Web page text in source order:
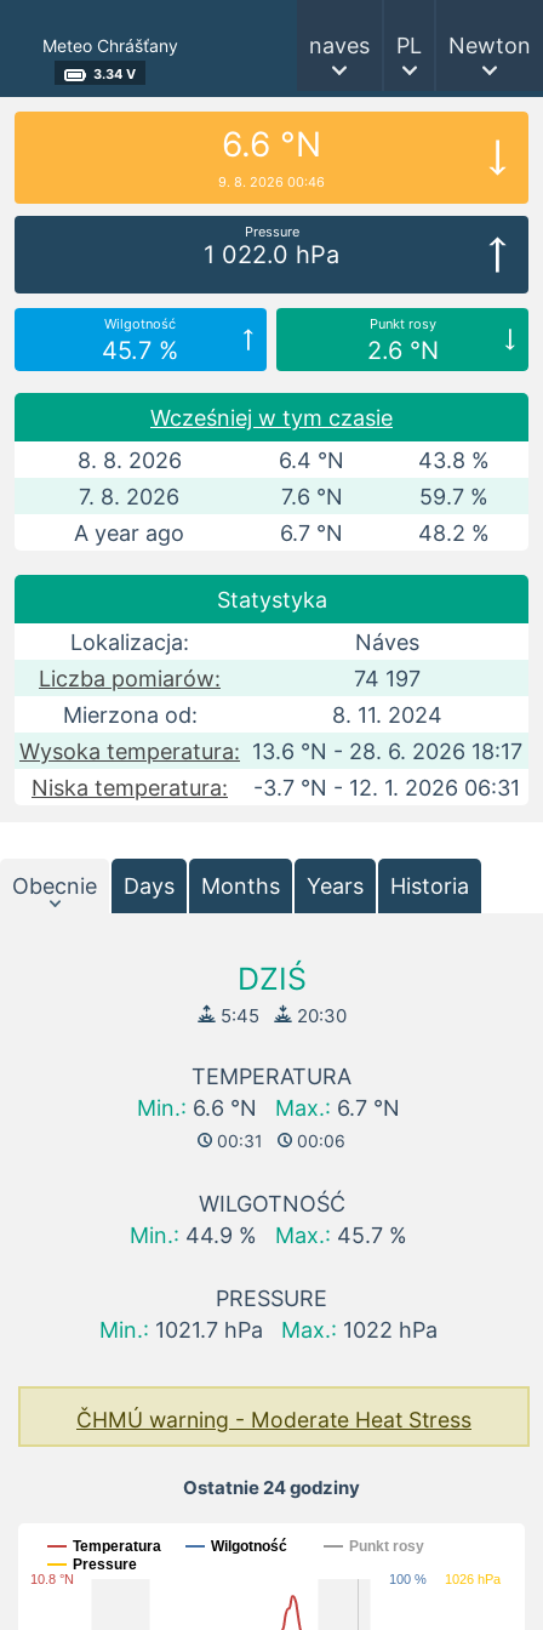
Meteo Chrášťany
3.34 V
naves PL Newton
6.6 °N
9. 8. 2026 00:46
Pressure
1 022.0 hPa
Wilgotność
45.7 %
Punkt rosy
2.6 °N
Wcześniej w tym czasie
8. 8. 2026
6.4 °N
43.8 %
7. 8. 2026
7.6 °N
59.7 %
A year ago
6.7 °N 48.2 %
Statystyka
Lokalizacja:
Náves
Liczba pomiarów:
74 197
Mierzona od:
8. 11. 2024
Wysoka temperatura: 13.6 °N - 28. 6. 2026 18:17
Niska temperatura:
-3.7 °N - 12. 1. 2026 06:31
Obecnie Days Months Years Historia
DZIŚ
5:45 20:30
TEMPERATURA
Min.: 6.6 °N Max.: 6.7 °N
00:31 00:06
WILGOTNOŚĆ
Min.: 44.9 % Max.: 45.7 %
PRESSURE
Min.: 1021.7 hPa Max.: 1022 hPa
ČHMÚ warning - Moderate Heat Stress
Ostatnie 24 godziny
Ostatnie 24 godziny
Temperatura Wilgotność
Punkt rosy
Pressure
10.8 °N 100 % 1026 hPa